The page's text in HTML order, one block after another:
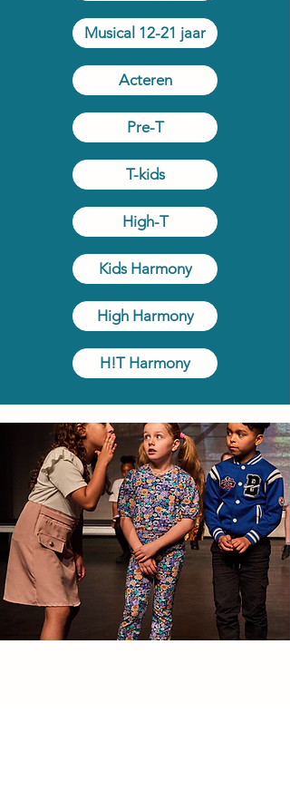
Musical 12-21 jaar
Acteren
Pre-T
T-kids
High-T
Kids Harmony
High Harmony
H!T Harmony